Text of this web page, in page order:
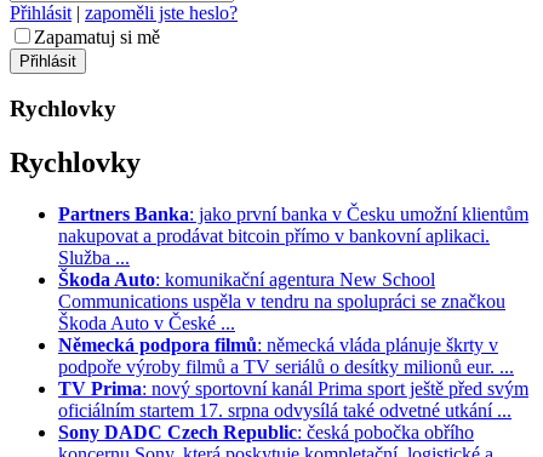
Přihlásit | zapoměli jste heslo?
Zapamatuj si mě
Rychlovky
Rychlovky
Partners Banka: jako první banka v Česku umožní klientům
nakupovat a prodávat bitcoin přímo v bankovní aplikaci.
Služba ...
Škoda Auto: komunikační agentura New School
Communications uspěla v tendru na spolupráci se značkou
Škoda Auto v České ...
Německá podpora filmů: německá vláda plánuje škrty v
podpoře výroby filmů a TV seriálů o desítky milionů eur. ...
TV Prima: nový sportovní kanál Prima sport ještě před svým
oficiálním startem 17. srpna odvysílá také odvetné utkání ...
Sony DADC Czech Republic: česká pobočka obřího